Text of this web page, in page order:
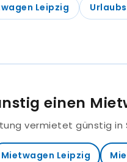
Leipzig
einen
vermietet günstig
Mietwagen Leipzig